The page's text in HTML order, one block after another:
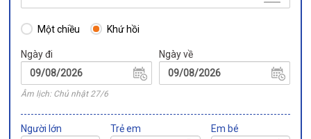
Một chiều Khứ hồi
Ngày đi
Âm lịch: Chủ nhật 27/6
Ngày về
Người lớn Trẻ em Em bé